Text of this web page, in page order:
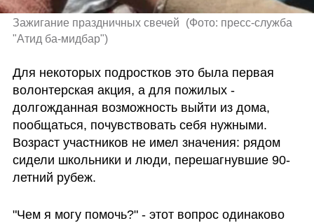
Зажигание праздничных свечей (Фото: пресс-служба
"Атид ба-мидбар")
Для некоторых подростков это была первая
волонтерская акция, а для пожилых -
долгожданная возможность выйти из дома,
пообщаться, почувствовать себя нужными.
Возраст участников не имел значения: рядом
сидели школьники и люди, перешагнувшие 90-
летний рубеж.
"Чем я могу помочь?" - этот вопрос одинаково